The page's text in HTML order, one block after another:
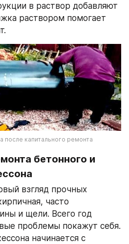
в раствор добавляют
раствором помогает
после капитального ремонта
бетонного и
взгляд прочных
часто
и щели. Всего год
проблемы покажут себя.
начинается с